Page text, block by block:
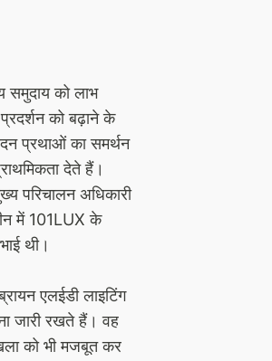
समुदाय को लाभ
को बढ़ाने के
प्रथाओं का समर्थन
देते हैं।
परिचालन अधिकारी
में 101LUX के
थी।
एलईडी लाइटिंग
जारी रखते हैं। वह
को भी मजबूत कर